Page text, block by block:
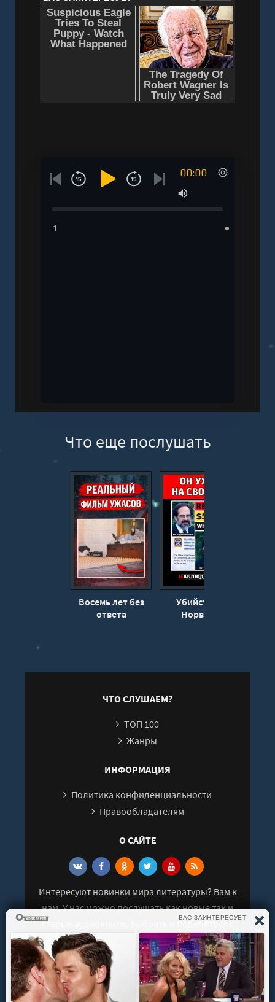
00:00
1
Что еще послушать
Восемь лет без
ответа
Убийство в
Норвиче
ЧТО СЛУШАЕМ?
ТОП 100
Жанры
ИНФОРМАЦИЯ
Политика конфиденциальности
Правообладателям
О САЙТЕ
Интересуют новинки мира литературы? Вам к
нам. У нас можно послушать как новые так и
старые аудиокниги. Выбрать и поделиться с
друзьями лучшими аудиокнигами!
© 2021 - 2026 kniga-audio.net. Все права